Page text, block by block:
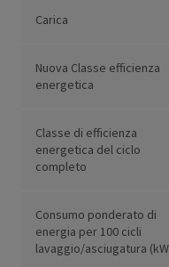
Carica
Nuova Classe efficienza
energetica
Classe di efficienza
energetica del ciclo
completo
Consumo ponderato di
energia per 100 cicli
lavaggio/asciugatura